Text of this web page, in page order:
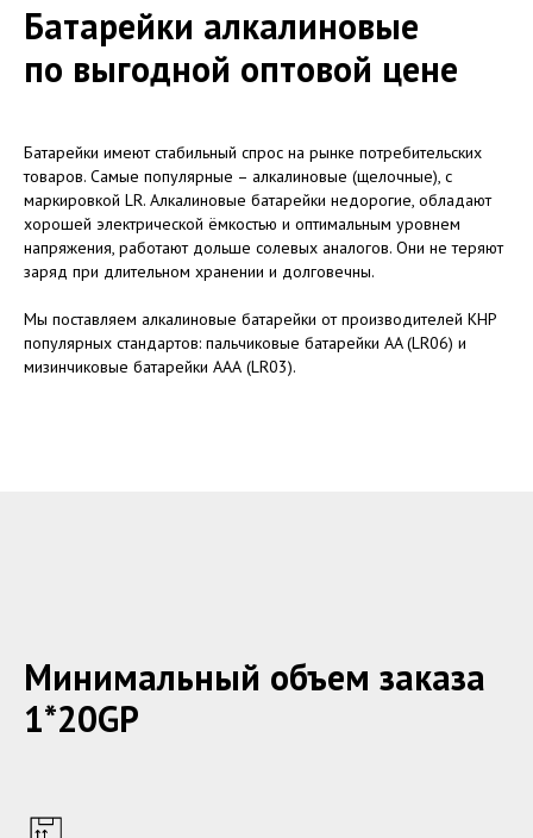
Батарейки алкалиновые
по выгодной оптовой цене
Батарейки имеют стабильный спрос на рынке потребительских
товаров. Самые популярные – алкалиновые (щелочные), с
маркировкой LR. Алкалиновые батарейки недорогие, обладают
хорошей электрической ёмкостью и оптимальным уровнем
напряжения, работают дольше солевых аналогов. Они не теряют
заряд при длительном хранении и долговечны.
Мы поставляем алкалиновые батарейки от производителей КНР
популярных стандартов: пальчиковые батарейки AA (LR06) и
мизинчиковые батарейки ААА (LR03).
Минимальный объем заказа
1*20GP